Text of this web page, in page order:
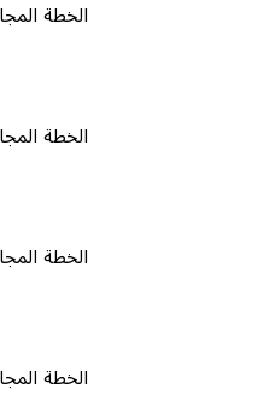
الخطة المجانية ٠
الخطة المجانية ٠
الخطة المجانية ٠
الخطة المجانية ٠